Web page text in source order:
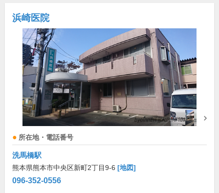
浜崎医院
所在地・電話番号
洗馬橋駅
熊本県熊本市中央区新町2丁目9-6 [地図]
096-352-0556